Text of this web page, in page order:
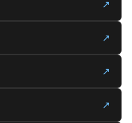
↗
↗
↗
↗